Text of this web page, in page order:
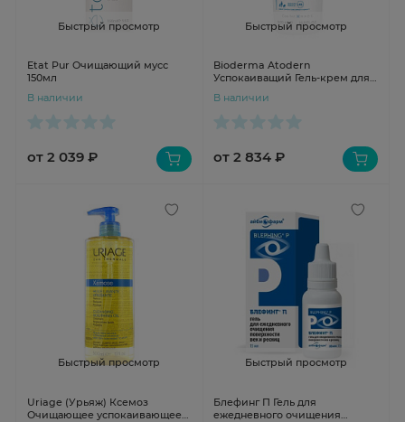
Быстрый просмотр
Etat Pur Очищающий мусс
150мл
В наличии
от 2 039 ₽
Быстрый просмотр
Bioderma Atodern
Успокаиващий Гель-крем для
атопичной кожи лица и тела
В наличии
от 2 834 ₽
Быстрый просмотр
Uriage (Урьяж) Ксемоз
Очищающее успокаивающее
Быстрый просмотр
Блефинг П Гель для
ежедневного очищения